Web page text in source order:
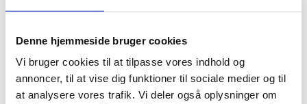
Denne hjemmeside bruger cookies
Vi bruger cookies til at tilpasse vores indhold og
annoncer, til at vise dig funktioner til sociale medier og til
at analysere vores trafik. Vi deler også oplysninger om
Pas
Pas skal være gyldigt i 6 måneder ud over
opholdets varighed.
Passet må ikke være beskadiget.